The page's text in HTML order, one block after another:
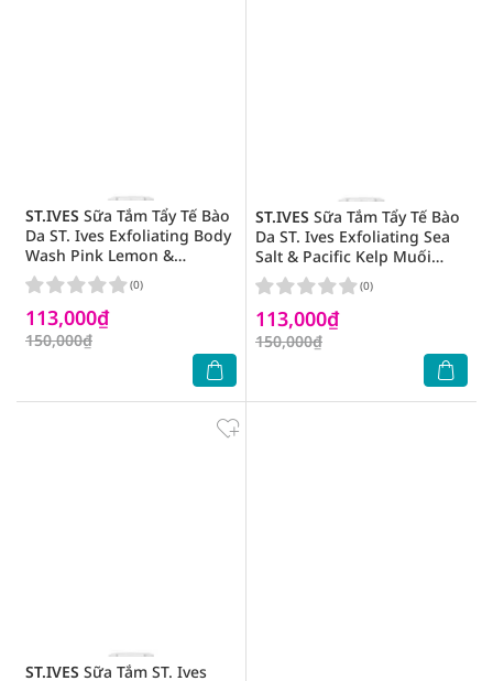
ST.IVES Sữa Tắm Tẩy Tế Bào
Da ST. Ives Exfoliating Body
Wash Pink Lemon &
Madarin Orange Cam
Chanh 450ml
113,000₫
150,000₫
(0)
ST.IVES Sữa Tắm Tẩy Tế Bào
Da ST. Ives Exfoliating Sea
Salt & Pacific Kelp Muối
Biển Thanh Lọc Da 450ml
113,000₫
150,000₫
(0)
ST.IVES Sữa Tắm ST. Ives